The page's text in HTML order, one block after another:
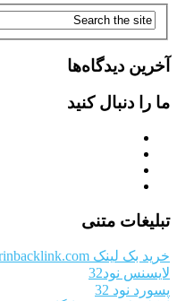
آخرین دیدگاه‌ها
ما را دنبال کنید
تبلیغات متنی
خرید بک لینک behtarinbacklink.com
لایسنس نود32
پسورد نود 32